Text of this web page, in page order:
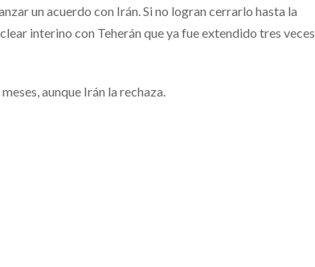
un acuerdo con Irán. Si no logran cerrarlo hasta la
interino con Teherán que ya fue extendido tres veces
aunque Irán la rechaza.